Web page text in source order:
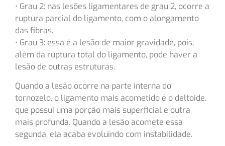
• Grau 2: nas lesões ligamentares de grau 2, ocorre a
ruptura parcial do ligamento, com o alongamento
das fibras.
• Grau 3: essa é a lesão de maior gravidade, pois,
além da ruptura total do ligamento, pode haver a
lesão de outras estruturas.
Quando a lesão ocorre na parte interna do
tornozelo, o ligamento mais acometido é o deltoide,
que possui uma porção mais superficial e outra
mais profunda. Quando a lesão acomete essa
segunda, ela acaba evoluindo com instabilidade.